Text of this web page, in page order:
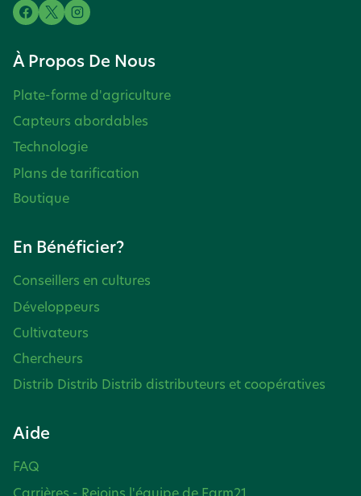
À Propos De Nous
Plate-forme d'agriculture
Capteurs abordables
Technologie
Plans de tarification
Boutique
En Bénéficier?
Conseillers en cultures
Développeurs
Cultivateurs
Chercheurs
Distrib Distrib Distrib distributeurs et coopératives
Aide
FAQ
Carrières - Rejoins l'équipe de Farm21